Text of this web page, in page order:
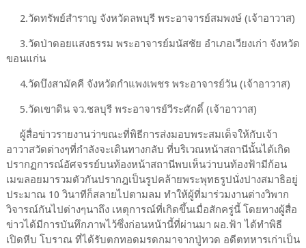
2.วัดทรัพย์สำราญ จังหวัดลพบุรี พระอาจารย์สมพงษ์ (เจ้าอาวาส)
3.วัดป่าดอยแสงธรรม พระอาจารย์มนัสชัย อำเภอเวียงเก่า จังหวัด
ขอนแก่น
4.วัดบึงสามัคคี จังหวัดกำแพงเพชร พระอาจารย์วัน (เจ้าอาวาส)
5.วัดเขาดิน จว.ชลบุรี พระอาจารย์วีระศักดิ์ (เจ้าอาวาส)
ผู้สื่อข่าวรายงานว่าขณะที่พิธีการส่งมอบพระสมเด็จให้กับเจ้า
อาวาสวัดต่างๆที่กำลังจะเดินทางกลับ ที่บริเวณหน้าสถานีนั้นได้เกิด
ปรากฏการณ์อัศจรรย์บนท้องหน้าสถานีพบเห็นว่าบนท้องฟ้ามีก้อน
เมฆลอยมารวมตัวกันปรากฎเป็นรูปคล้ายพระพุทธรูปนั่งปางสมาธิอยู่
ประมาณ 10 วินาทีก็สลายไปตามลม ทำให้ผู้ที่มาร่วมงานต่างวิพาก
วิจารณ์กันไปต่างๆนาถึง เหตุการณ์ที่เกิดขึ้นเมื่อสักครู่นี้ โดยทางผู้สื่อ
ข่าวได้มีการบันทึกภาพไว้ซึ่งก่อนหน้านี้ที่ผ่านมา ผอ.ฟ้า ได้ทำพิธี
เปิดหีบ โบราณ ที่ได้รับตกทอดมรดกมาจากปู่ทวด อดีตทหารเก่าเป็น